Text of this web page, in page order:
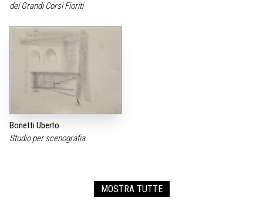
dei Grandi Corsi Fioriti
Bonetti Uberto
Studio per scenografia
MOSTRA TUTTE